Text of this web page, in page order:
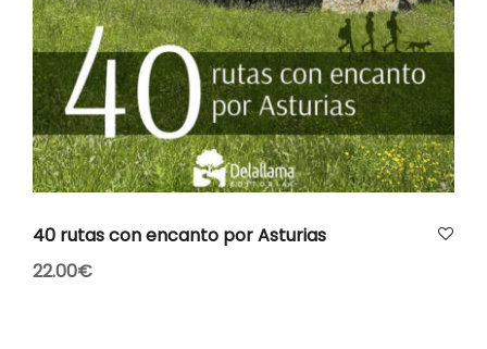
40 rutas con encanto por Asturias
22.00€